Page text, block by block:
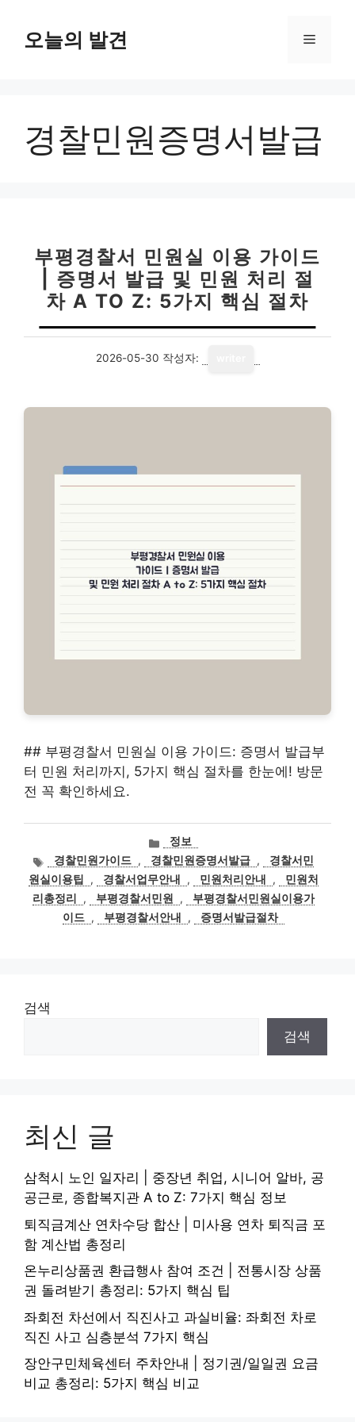
오늘의 발견 메
경찰민원증명서발급
부평경찰서 민원실 이용 가이드
| 증명서 발급 및 민원 처리 절
차 A TO Z: 5가지 핵심 절차
2026-05-30 작성자:
## 부평경찰서 민원실 이용 가이드: 증명서 발급부
터 민원 처리까지, 5가지 핵심 절차를 한눈에! 방문
전 꼭 확인하세요.
카
테
고
리
정보
태
그
경찰민원가이드 , 경찰민원증명서발급 ,
경찰서민
원실이용팁
, 경찰서업무안내 , 민원처리안내 ,
민원처
리총정리
, 부평경찰서민원 ,
부평경찰서민원실이용가
이드 , 부평경찰서안내 , 증명서발급절차
검색
검색
최신 글
삼척시 노인 일자리 | 중장년 취업, 시니어 알바, 공
공근로, 종합복지관 A to Z: 7가지 핵심 정보
퇴직금계산 연차수당 합산 | 미사용 연차 퇴직금 포
함 계산법 총정리
온누리상품권 환급행사 참여 조건 | 전통시장 상품
권 돌려받기 총정리: 5가지 핵심 팁
좌회전 차선에서 직진사고 과실비율: 좌회전 차로
직진 사고 심층분석 7가지 핵심
장안구민체육센터 주차안내 | 정기권/일일권 요금
비교 총정리: 5가지 핵심 비교